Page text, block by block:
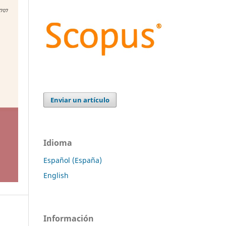
Enviar un artículo
Idioma
Español (España)
English
Información